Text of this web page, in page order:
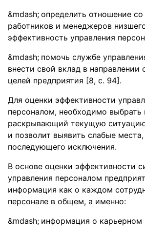
определить отношение
работников и менеджеров
эффективность управления
помочь службе
внести свой вклад в направлении
целей предприятия [8, с. 94].
Для оценки эффективности
персоналом, необходимо выбрать
раскрывающий текущую
и позволит выявить слабые
последующего исключения.
В основе оценки эффективности
управления персоналом
информация как о каждом
персонале в общем, а именно:
информация о карьерном